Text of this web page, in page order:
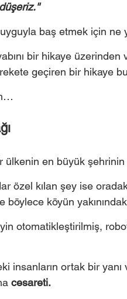
baş etmek için ne
bir hikaye
geçiren bir hikaye
ülkenin en büyük şehrinin
özel kılan şey ise
böylece köyün
otomatikleştirilmiş,
insanların ortak bir
cesareti.